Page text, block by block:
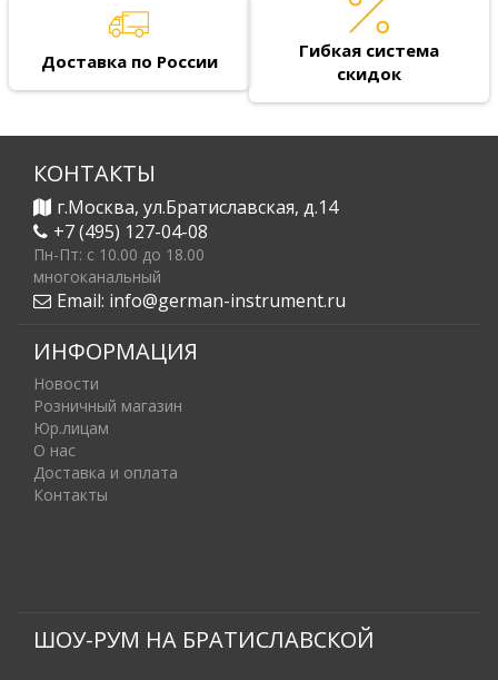
Доставка по России
Гибкая система
скидок
КОНТАКТЫ
г.Москва, ул.Братиславская, д.14
+7 (495) 127-04-08
Пн-Пт: c 10.00 до 18.00
многоканальный
Email: info@german-instrument.ru
ИНФОРМАЦИЯ
Новости
Розничный магазин
Юр.лицам
О нас
Доставка и оплата
Контакты
ШОУ-РУМ НА БРАТИСЛАВСКОЙ